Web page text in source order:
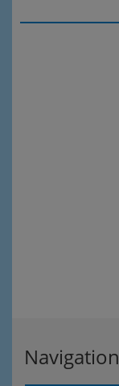
Navigation